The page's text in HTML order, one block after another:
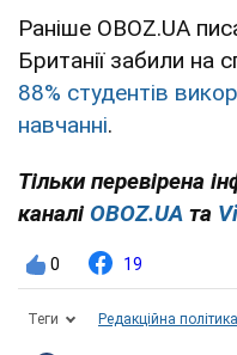
Раніше OBOZ.UA
Британії забили на
88% студентів
навчанні.
Тільки перевірена
каналі OBOZ.UA та
0 19
Теги Редакційна політика